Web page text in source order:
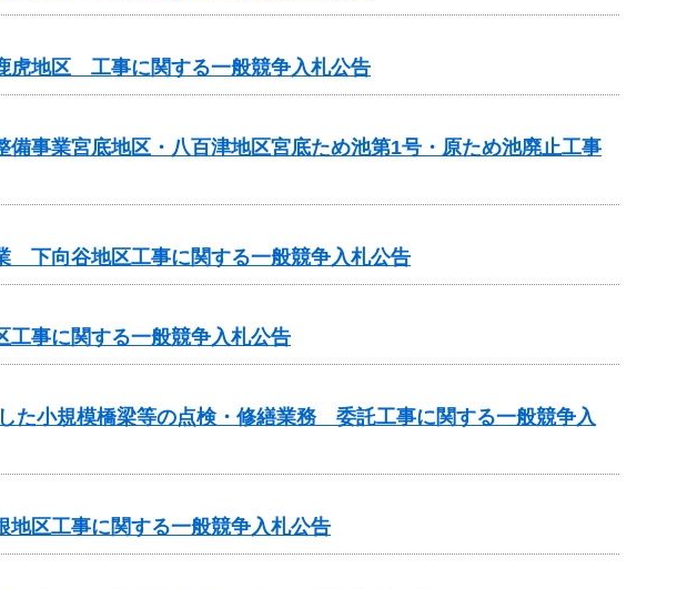
地区 工事に関する一般競争入札公告
備事業宮底地区・八百津地区宮底ため池第1号・原ため池廃止工事
下向谷地区工事に関する一般競争入札公告
事に関する一般競争入札公告
小規模橋梁等の点検・修繕業務 委託工事に関する一般競争入
区工事に関する一般競争入札公告